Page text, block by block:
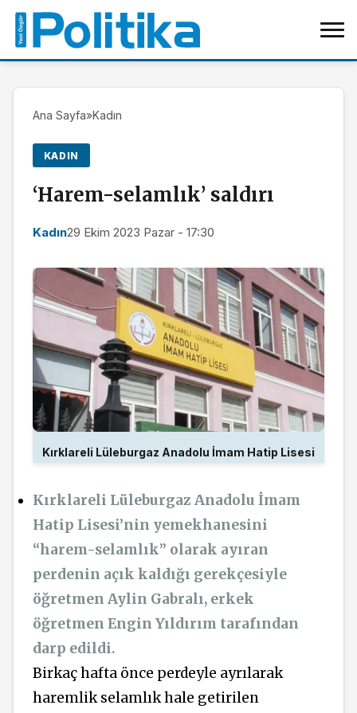
Ana Sayfa»Kadın
KADIN
‘Harem-selamlık’ saldırı
Kadın29 Ekim 2023 Pazar - 17:30
Kırklareli Lüleburgaz Anadolu İmam Hatip Lisesi
Kırklareli Lüleburgaz Anadolu İmam
Hatip Lisesi’nin yemekhanesini
“harem-selamlık” olarak ayıran
perdenin açık kaldığı gerekçesiyle
öğretmen Aylin Gabralı, erkek
öğretmen Engin Yıldırım tarafından
darp edildi.
Birkaç hafta önce perdeyle ayrılarak
haremlik selamlık hale getirilen